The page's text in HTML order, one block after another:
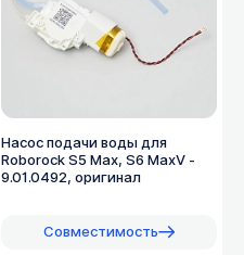
Насос подачи воды для
Roborock S5 Max, S6 MaxV -
9.01.0492, оригинал
Совместимость